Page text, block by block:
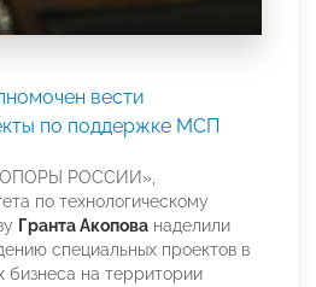
вести
по поддержке МСП
РОССИИ»,
по технологическому
Гранта Акопова наделили
специальных проектов в
бизнеса на территории